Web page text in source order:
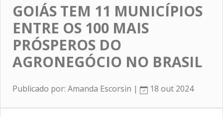
GOIÁS TEM 11 MUNICÍPIOS
ENTRE OS 100 MAIS
PRÓSPEROS DO
AGRONEGÓCIO NO BRASIL
Publicado por: Amanda Escorsin | 18 out 2024